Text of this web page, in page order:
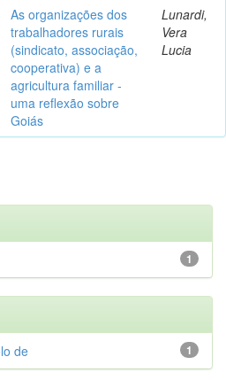
As organizações dos
trabalhadores rurais
(sindicato, associação,
cooperativa) e a
agricultura familiar -
uma reflexão sobre
Goiás
Lunardi,
Vera
Lucia
1
1
de